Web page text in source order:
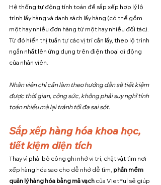
Hệ thống tự động tính toán để sắp xếp hợp lý lộ
trình lấy hàng và danh sách lấy hàng (có thể gồm
một hay nhiều đơn hàng từ một hay nhiều đối tác).
Từ đó hiển thị tuần tự các vị trí cần lấy, theo lộ trình
ngắn nhất lên ứng dụng trên điện thoại di động
của nhân viên.
Nhân viên chỉ cần làm theo hướng dẫn sẽ tiết kiệm
được thời gian, công sức, không phải suy nghĩ tính
toán nhiều mà lại tránh tối đa sai sót.
Sắp xếp hàng hóa khoa học,
tiết kiệm diện tích
Thay vì phải bỏ công ghi nhớ vị trí, chật vật tìm nơi
xếp hàng hóa sao cho dễ nhớ dễ tìm, phần mềm
quản lý hàng hóa bằng mã vạch của VietFul sẽ giúp